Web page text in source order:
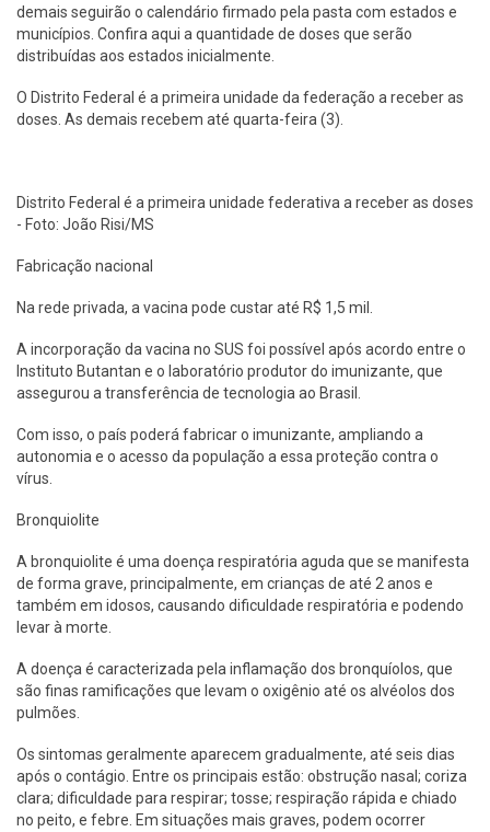
demais seguirão o calendário firmado pela pasta com estados e
municípios. Confira aqui a quantidade de doses que serão
distribuídas aos estados inicialmente.
O Distrito Federal é a primeira unidade da federação a receber as
doses. As demais recebem até quarta-feira (3).
Distrito Federal é a primeira unidade federativa a receber as doses
- Foto: João Risi/MS
Fabricação nacional
Na rede privada, a vacina pode custar até R$ 1,5 mil.
A incorporação da vacina no SUS foi possível após acordo entre o
Instituto Butantan e o laboratório produtor do imunizante, que
assegurou a transferência de tecnologia ao Brasil.
Com isso, o país poderá fabricar o imunizante, ampliando a
autonomia e o acesso da população a essa proteção contra o
vírus.
Bronquiolite
A bronquiolite é uma doença respiratória aguda que se manifesta
de forma grave, principalmente, em crianças de até 2 anos e
também em idosos, causando dificuldade respiratória e podendo
levar à morte.
A doença é caracterizada pela inflamação dos bronquíolos, que
são finas ramificações que levam o oxigênio até os alvéolos dos
pulmões.
Os sintomas geralmente aparecem gradualmente, até seis dias
após o contágio. Entre os principais estão: obstrução nasal; coriza
clara; dificuldade para respirar; tosse; respiração rápida e chiado
no peito, e febre. Em situações mais graves, podem ocorrer